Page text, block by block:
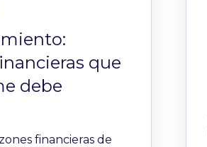
que
debe
financieras de